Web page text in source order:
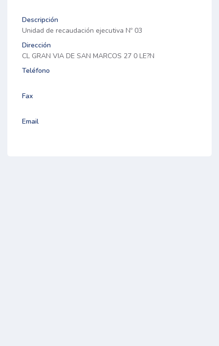
Descripción
Unidad de recaudación ejecutiva Nº 03
Dirección
CL GRAN VIA DE SAN MARCOS 27 0 LE?N
Teléfono
Fax
Email